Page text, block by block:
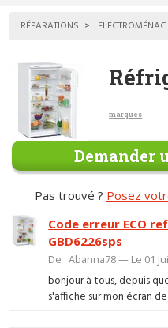
RÉPARATIONS
marques
Demander
Pas trouvé ? Posez
Code erreur ECO
GBD6226sps
De : Abanna78 — Le 01
bonjour à tous, depuis
s'affiche sur mon écran